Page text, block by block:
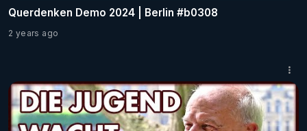
Querdenken Demo 2024 | Berlin #b0308
2 years ago